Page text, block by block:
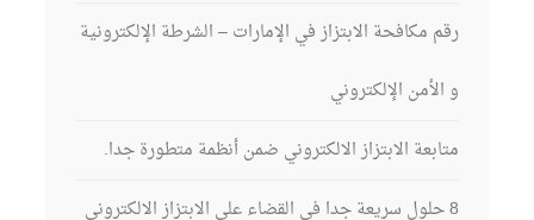
رقم مكافحة الابتزاز في الإمارات – الشرطة الإلكترونية
و الأمن الإلكتروني
متابعة الابتزاز الالكتروني ضمن أنظمة متطورة جدا.
8 حلول سريعة جدا في القضاء على الابتزاز الالكتروني